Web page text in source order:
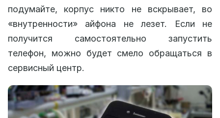
подумайте, корпус никто не вскрывает, во
«внутренности» айфона не лезет. Если не
получится самостоятельно запустить
телефон, можно будет смело обращаться в
сервисный центр.